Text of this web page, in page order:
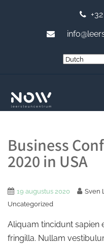
Business
2020 in USA
19 augustus 2020 Sven
Uncategorized
Aliquam tincidunt sapien
fringilla. Nullam